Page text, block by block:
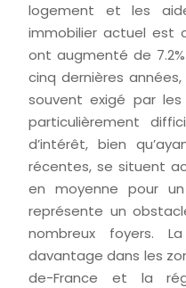
logement et les
immobilier actuel est
ont augmenté de
cinq dernières
souvent exigé par
particulièrement
d’intérêt, bien
récentes, se situent
en moyenne pour
représente un
nombreux foyers.
davantage dans les
de-France et la